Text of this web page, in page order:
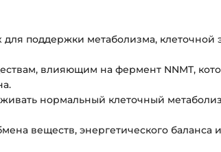
поддержки метаболизма, клеточной
влияющим на фермент NNMT,
нормальный клеточный
веществ, энергетического баланса